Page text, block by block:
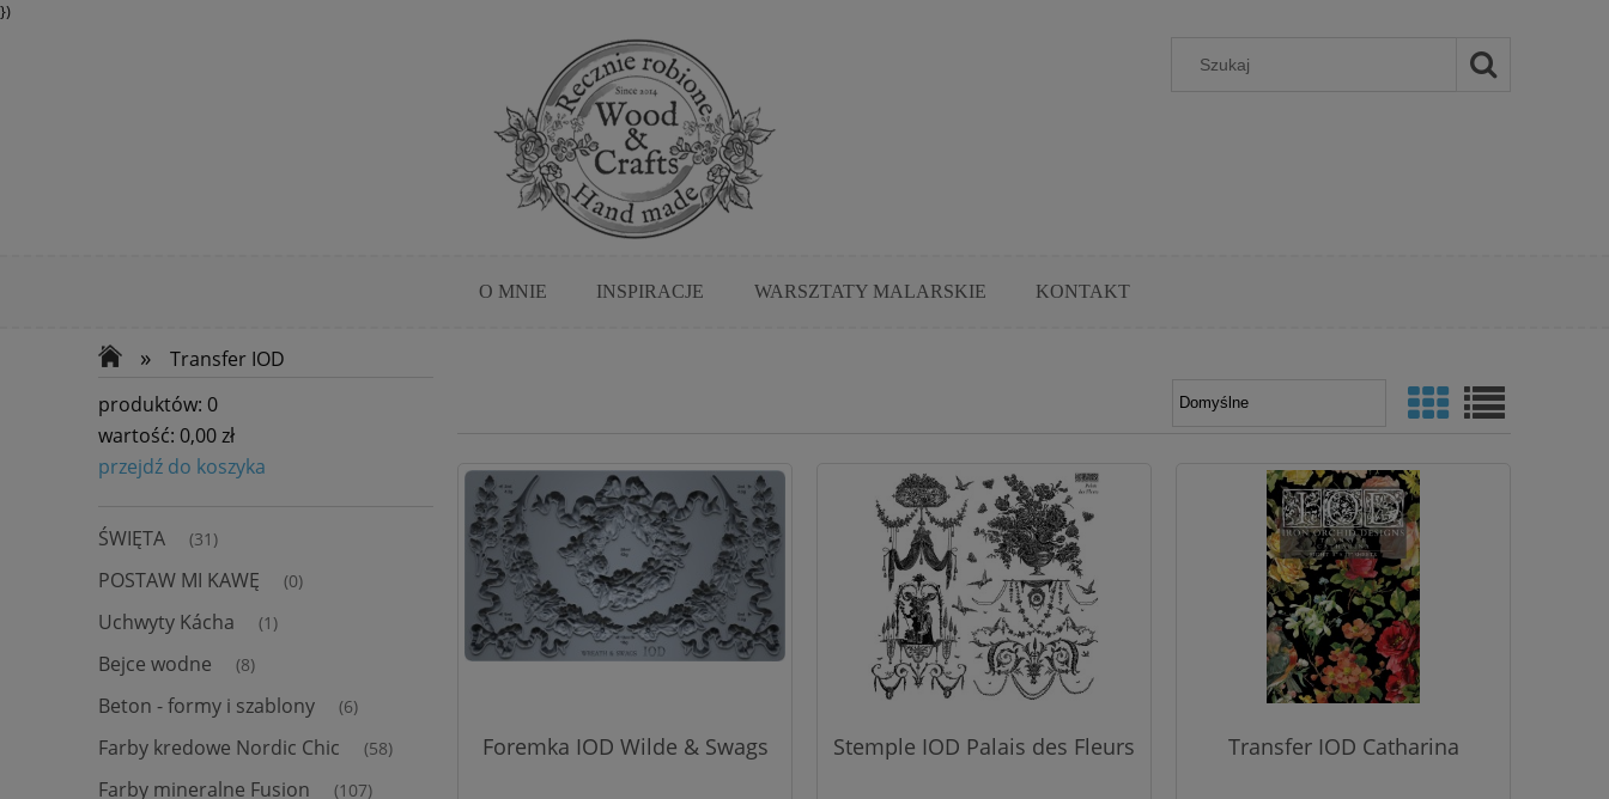
})
O MNIE INSPIRACJE WARSZTATY MALARSKIE KONTAKT
»
Transfer IOD
produktów: 0
wartość: 0,00 zł
przejdź do koszyka
ŚWIĘTA (31)
POSTAW MI KAWĘ (0)
Uchwyty Kácha (1)
Bejce wodne (8)
Beton - formy i szablony (6)
Farby kredowe Nordic Chic (58)
Farby mineralne Fusion (107)
Foremka IOD Wilde & Swags Stemple IOD Palais des Fleurs Transfer IOD Catharina